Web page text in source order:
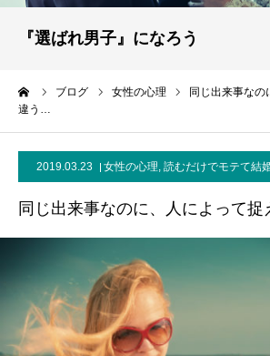
『選ばれ男子』になろう
ブログ 女性の心理
同じ出来事な
違う…
2019.03.23 女性の心理, 読むだけでモテて結
同じ出来事なのに、人によって